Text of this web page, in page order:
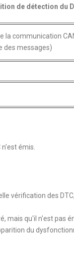
de détection du
la communication
des messages)
émis.
vérification des
mais qu'il n'est pas
du